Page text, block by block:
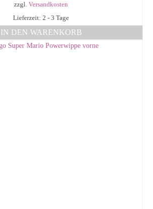
zzgl. Versandkosten
Lieferzeit: 2 - 3 Tage
IN DEN WARENKORB